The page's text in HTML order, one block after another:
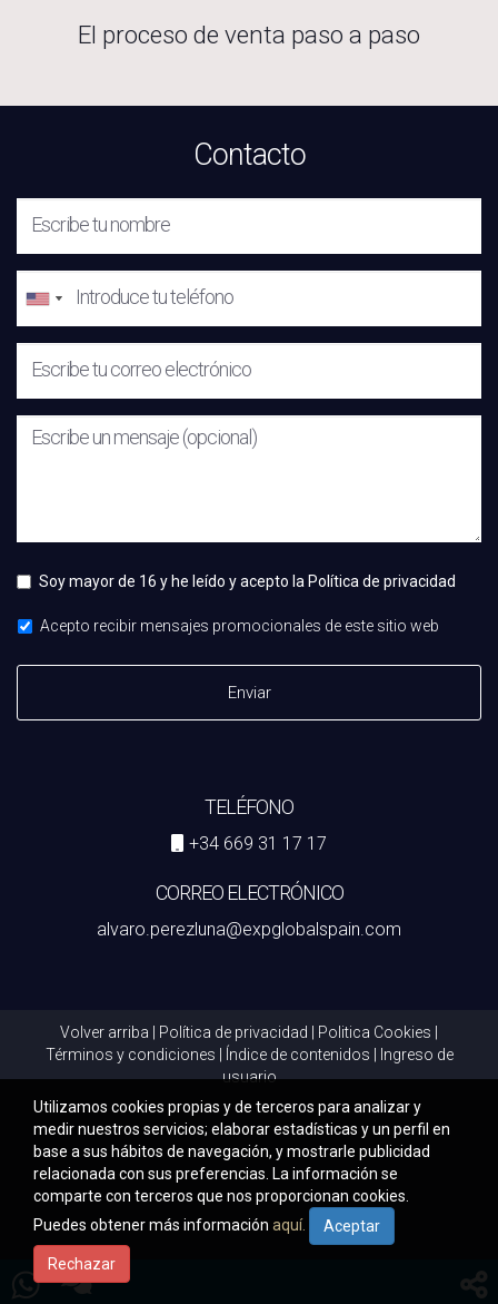
El proceso de venta paso a paso
Contacto
Soy mayor de 16 y he leído y acepto la Política de privacidad
Acepto recibir mensajes promocionales de este sitio web
Enviar
TELÉFONO
+34 669 31 17 17
CORREO ELECTRÓNICO
alvaro.perezluna@expglobalspain.com
Volver arriba Política de privacidad Politica Cookies
Términos y condiciones
Índice de contenidos
Ingreso de
usuario
Utilizamos cookies propias y de terceros para analizar y
medir nuestros servicios; elaborar estadísticas y un perfil en
base a sus hábitos de navegación, y mostrarle publicidad
relacionada con sus preferencias. La información se
comparte con terceros que nos proporcionan cookies.
Puedes obtener más información aquí. Aceptar
Rechazar